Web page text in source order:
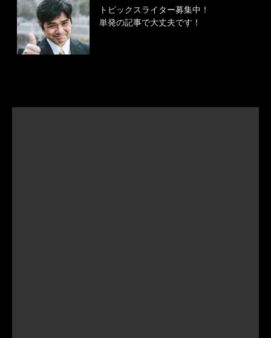
トピックスライター募集中！
単発の記事で大丈夫です！